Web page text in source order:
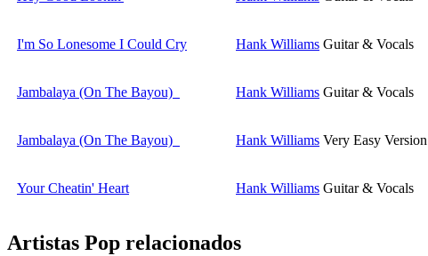
I'm So Lonesome I Could Cry Hank Williams Guitar & Vocals
Jambalaya (On The Bayou) Hank Williams Guitar & Vocals
Jambalaya (On The Bayou) Hank Williams Very Easy Version
Your Cheatin' Heart Hank Williams Guitar & Vocals
Artistas Pop relacionados